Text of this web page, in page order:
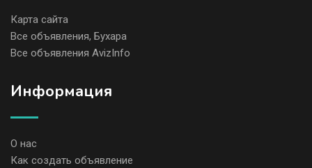
Карта сайта
Все объявления, Бухара
Все объявления AvizInfo
Информация
О нас
Как создать объявление